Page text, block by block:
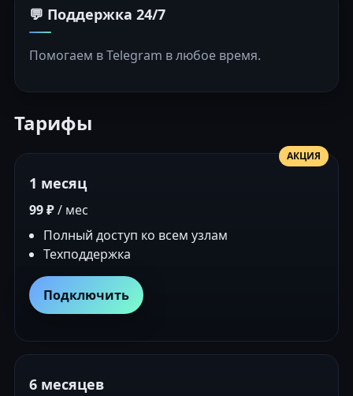
💬 Поддержка 24/7
Помогаем в Telegram в любое время.
Тарифы
АКЦИЯ
1 месяц
99 ₽/ мес
Полный доступ ко всем узлам
Техподдержка
Подключить
6 месяцев